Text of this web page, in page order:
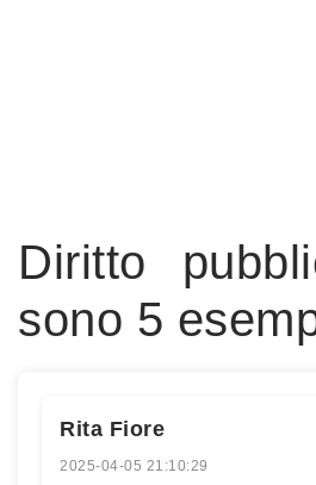
Diritto
sono 5
Rita Fiore
2025-04-05 21:10:29